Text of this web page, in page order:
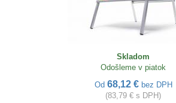
Skladom
Odošleme v piatok
Od 68,12 € bez DPH
(83,79 € s DPH)